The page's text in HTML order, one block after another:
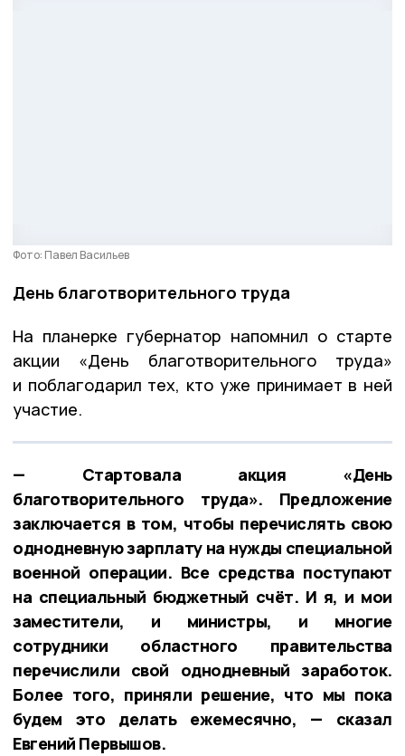
Фото: Павел Васильев
День благотворительного труда
На планерке губернатор напомнил о старте
акции «День благотворительного труда»
и поблагодарил тех, кто уже принимает в ней
участие.
— Стартовала акция «День
благотворительного труда». Предложение
заключается в том, чтобы перечислять свою
однодневную зарплату на нужды специальной
военной операции. Все средства поступают
на специальный бюджетный счёт. И я, и мои
заместители, и министры, и многие
сотрудники областного правительства
перечислили свой однодневный заработок.
Более того, приняли решение, что мы пока
будем это делать ежемесячно, — сказал
Евгений Первышов.